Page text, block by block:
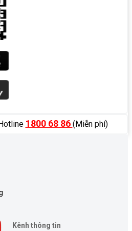
1800 68 86 (Miễn phí)
Kênh thông tin